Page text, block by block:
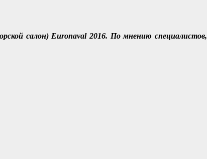
салон) Euronaval 2016. По мнению специалистов,